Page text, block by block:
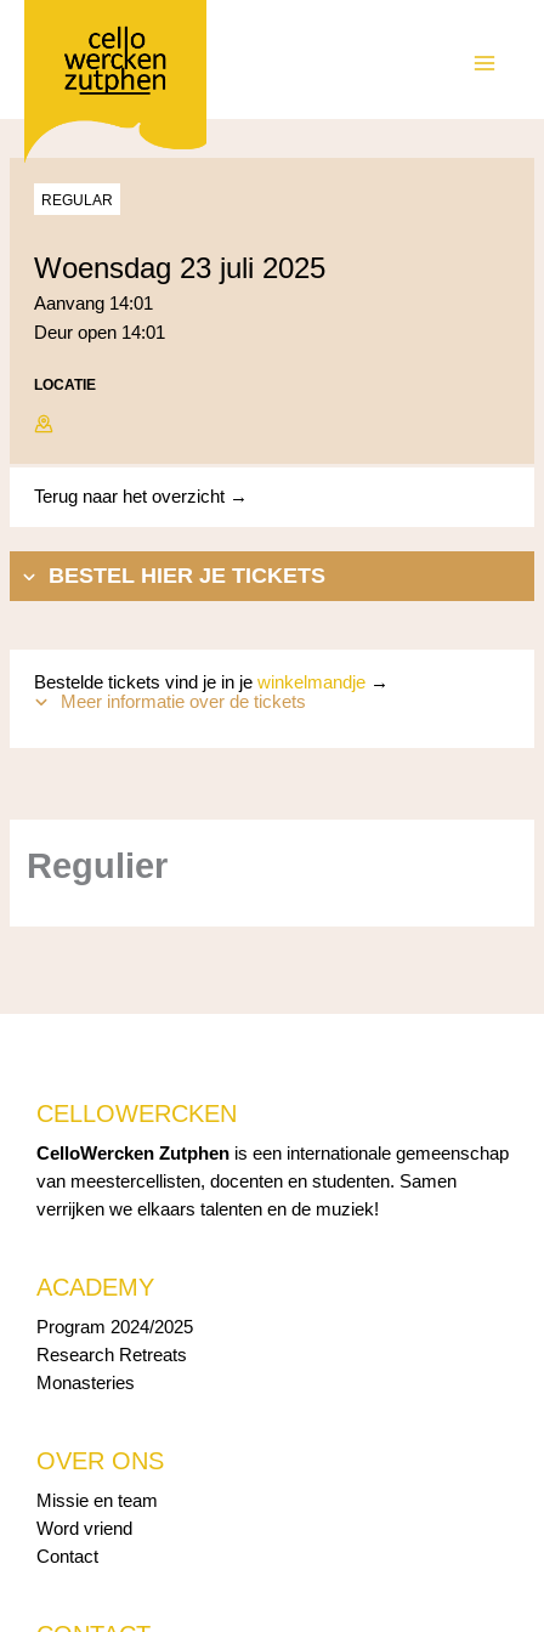
Regulier
REGULAR
woensdag 23 juli 2025
Aanvang 14:01
Deur open 14:01
LOCATIE
Terug naar het overzicht →
BESTEL HIER JE TICKETS
Bestelde tickets vind je in je winkelmandje→
Meer informatie over de tickets
CELLOWERCKEN
CelloWercken Zutphen is een internationale gemeenschap
van meestercellisten, docenten en studenten. Samen
verrijken we elkaars talenten en de muziek!
ACADEMY
Program 2024/2025
Research Retreats
Monasteries
OVER ONS
Missie en team
Word vriend
Contact